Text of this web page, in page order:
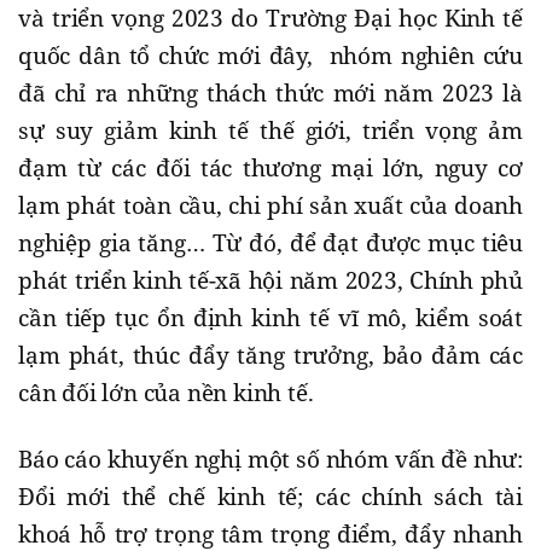
và triển vọng 2023 do Trường Đại học Kinh tế
quốc dân tổ chức mới đây, nhóm nghiên cứu
đã chỉ ra những thách thức mới năm 2023 là
sự suy giảm kinh tế thế giới, triển vọng ảm
đạm từ các đối tác thương mại lớn, nguy cơ
lạm phát toàn cầu, chi phí sản xuất của doanh
nghiệp gia tăng… Từ đó, để đạt được mục tiêu
phát triển kinh tế-xã hội năm 2023, Chính phủ
cần tiếp tục ổn định kinh tế vĩ mô, kiểm soát
lạm phát, thúc đẩy tăng trưởng, bảo đảm các
cân đối lớn của nền kinh tế.
Báo cáo khuyến nghị một số nhóm vấn đề như:
Đổi mới thể chế kinh tế; các chính sách tài
khoá hỗ trợ trọng tâm trọng điểm, đẩy nhanh